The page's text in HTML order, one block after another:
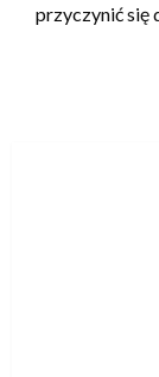
przyczynić się